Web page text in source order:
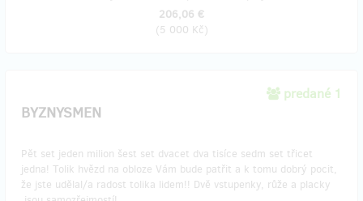
206,06 €
(5 000 Kč)
predané 1
BYZNYSMEN
Pět set jeden milion šest set dvacet dva tisíce sedm set třicet
jedna! Tolik hvězd na obloze Vám bude patřit a k tomu dobrý pocit,
že jste udělal/a radost tolika lidem!! Dvě vstupenky, růže a placky